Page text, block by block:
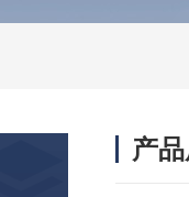
产